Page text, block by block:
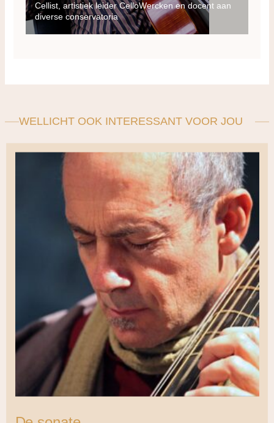
Cellist, artistiek leider CelloWercken en docent aan
diverse conservatoria
WELLICHT OOK INTERESSANT VOOR JOU